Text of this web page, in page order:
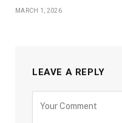
MARCH 1, 2026
LEAVE A REPLY